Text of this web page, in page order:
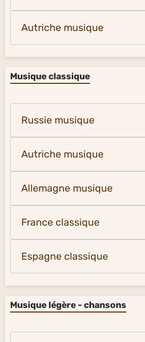
Autriche musique
Musique classique
Russie musique
Autriche musique
Allemagne musique
France classique
Espagne classique
Musique légère - chansons